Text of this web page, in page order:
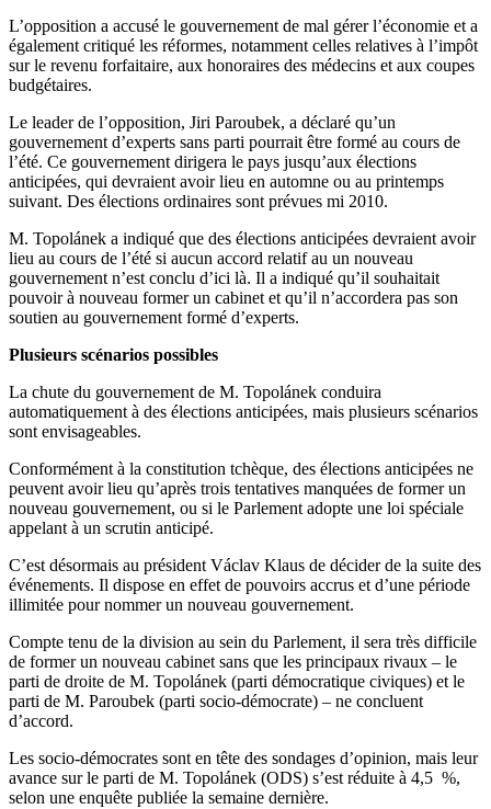
L’opposition a accusé le gouvernement de mal gérer l’économie et a
également critiqué les réformes, notamment celles relatives à l’impôt
sur le revenu forfaitaire, aux honoraires des médecins et aux coupes
budgétaires.
Le leader de l’opposition, Jiri Paroubek, a déclaré qu’un
gouvernement d’experts sans parti pourrait être formé au cours de
l’été. Ce gouvernement dirigera le pays jusqu’aux élections
anticipées, qui devraient avoir lieu en automne ou au printemps
suivant. Des élections ordinaires sont prévues mi 2010.
M. Topolánek a indiqué que des élections anticipées devraient avoir
lieu au cours de l’été si aucun accord relatif au un nouveau
gouvernement n’est conclu d’ici là. Il a indiqué qu’il souhaitait
pouvoir à nouveau former un cabinet et qu’il n’accordera pas son
soutien au gouvernement formé d’experts.
Plusieurs scénarios possibles
La chute du gouvernement de M. Topolánek conduira
automatiquement à des élections anticipées, mais plusieurs scénarios
sont envisageables.
Conformément à la constitution tchèque, des élections anticipées ne
peuvent avoir lieu qu’après trois tentatives manquées de former un
nouveau gouvernement, ou si le Parlement adopte une loi spéciale
appelant à un scrutin anticipé.
C’est désormais au président Václav Klaus de décider de la suite des
événements. Il dispose en effet de pouvoirs accrus et d’une période
illimitée pour nommer un nouveau gouvernement.
Compte tenu de la division au sein du Parlement, il sera très difficile
de former un nouveau cabinet sans que les principaux rivaux – le
parti de droite de M. Topolánek (parti démocratique civiques) et le
parti de M. Paroubek (parti socio-démocrate) – ne concluent
d’accord.
Les socio-démocrates sont en tête des sondages d’opinion, mais leur
avance sur le parti de M. Topolánek (ODS) s’est réduite à 4,5 %,
selon une enquête publiée la semaine dernière.